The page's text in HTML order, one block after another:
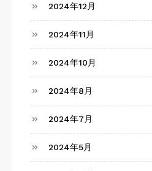
2024年12月
2024年11月
2024年10月
2024年8月
2024年7月
2024年5月